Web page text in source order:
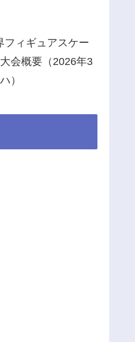
フィギュアスケー
会概要（2026年3
）